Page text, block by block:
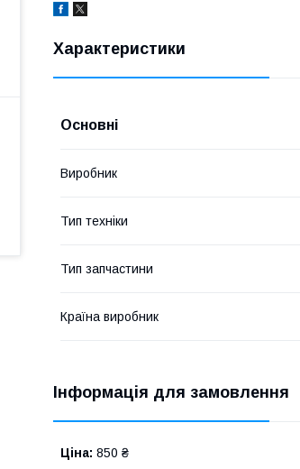
Характеристики
Основні
Виробник
Тип техніки
Тип запчастини
Країна виробник
Інформація для замовлення
Ціна: 850 ₴